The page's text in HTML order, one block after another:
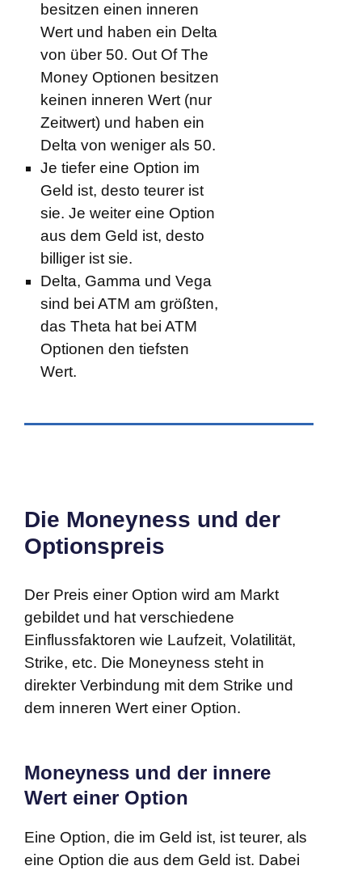
besitzen einen inneren
Wert und haben ein Delta
von über 50. Out Of The
Money Optionen besitzen
keinen inneren Wert (nur
Zeitwert) und haben ein
Delta von weniger als 50.
Je tiefer eine Option im
Geld ist, desto teurer ist
sie. Je weiter eine Option
aus dem Geld ist, desto
billiger ist sie.
Delta, Gamma und Vega
sind bei ATM am größten,
das Theta hat bei ATM
Optionen den tiefsten
Wert.
Die Moneyness und der
Optionspreis
Der Preis einer Option wird am Markt
gebildet und hat verschiedene
Einflussfaktoren wie Laufzeit, Volatilität,
Strike, etc. Die Moneyness steht in
direkter Verbindung mit dem Strike und
dem inneren Wert einer Option.
Moneyness und der innere
Wert einer Option
Eine Option, die im Geld ist, ist teurer, als
eine Option die aus dem Geld ist. Dabei